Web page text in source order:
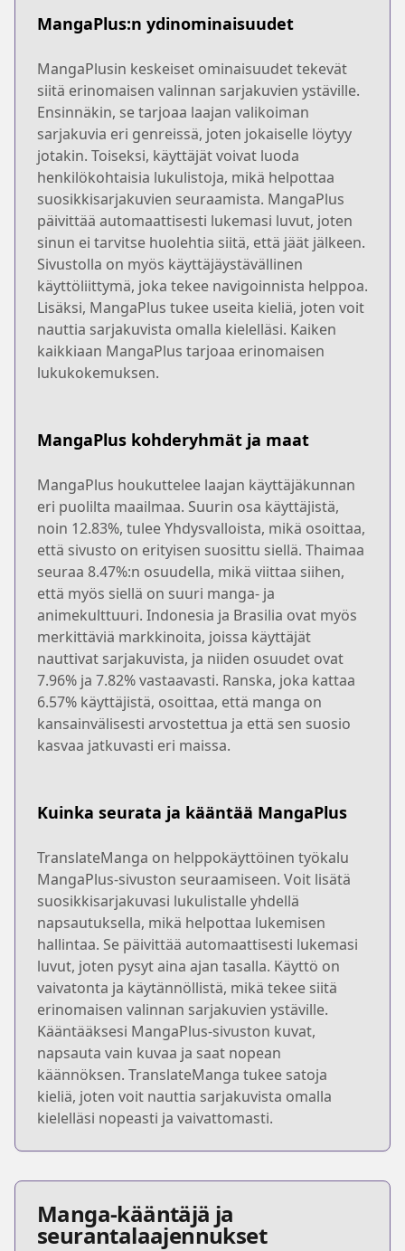
MangaPlus:n ydinominaisuudet
MangaPlusin keskeiset ominaisuudet tekevät
siitä erinomaisen valinnan sarjakuvien ystäville.
Ensinnäkin, se tarjoaa laajan valikoiman
sarjakuvia eri genreissä, joten jokaiselle löytyy
jotakin. Toiseksi, käyttäjät voivat luoda
henkilökohtaisia lukulistoja, mikä helpottaa
suosikkisarjakuvien seuraamista. MangaPlus
päivittää automaattisesti lukemasi luvut, joten
sinun ei tarvitse huolehtia siitä, että jäät jälkeen.
Sivustolla on myös käyttäjäystävällinen
käyttöliittymä, joka tekee navigoinnista helppoa.
Lisäksi, MangaPlus tukee useita kieliä, joten voit
nauttia sarjakuvista omalla kielelläsi. Kaiken
kaikkiaan MangaPlus tarjoaa erinomaisen
lukukokemuksen.
MangaPlus kohderyhmät ja maat
MangaPlus houkuttelee laajan käyttäjäkunnan
eri puolilta maailmaa. Suurin osa käyttäjistä,
noin 12.83%, tulee Yhdysvalloista, mikä osoittaa,
että sivusto on erityisen suosittu siellä. Thaimaa
seuraa 8.47%:n osuudella, mikä viittaa siihen,
että myös siellä on suuri manga- ja
animekulttuuri. Indonesia ja Brasilia ovat myös
merkittäviä markkinoita, joissa käyttäjät
nauttivat sarjakuvista, ja niiden osuudet ovat
7.96% ja 7.82% vastaavasti. Ranska, joka kattaa
6.57% käyttäjistä, osoittaa, että manga on
kansainvälisesti arvostettua ja että sen suosio
kasvaa jatkuvasti eri maissa.
Kuinka seurata ja kääntää MangaPlus
TranslateManga on helppokäyttöinen työkalu
MangaPlus-sivuston seuraamiseen. Voit lisätä
suosikkisarjakuvasi lukulistalle yhdellä
napsautuksella, mikä helpottaa lukemisen
hallintaa. Se päivittää automaattisesti lukemasi
luvut, joten pysyt aina ajan tasalla. Käyttö on
vaivatonta ja käytännöllistä, mikä tekee siitä
erinomaisen valinnan sarjakuvien ystäville.
Kääntääksesi MangaPlus-sivuston kuvat,
napsauta vain kuvaa ja saat nopean
käännöksen. TranslateManga tukee satoja
kieliä, joten voit nauttia sarjakuvista omalla
kielelläsi nopeasti ja vaivattomasti.
Manga-kääntäjä ja
seurantalaajennukset